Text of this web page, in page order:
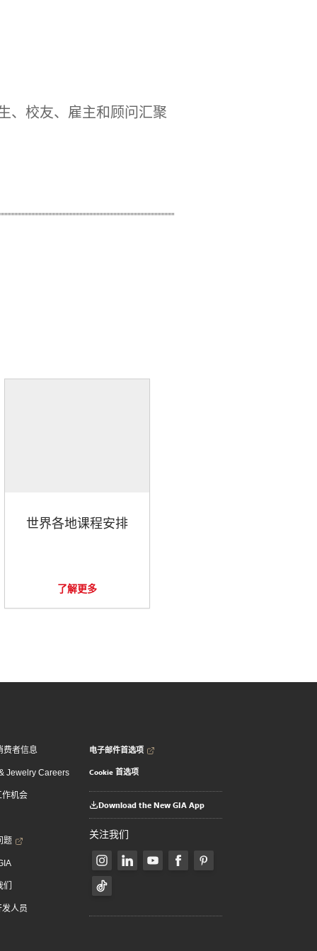
、校友、雇主和顾问汇聚
世界各地课程安排
了解更多
费者信息
Jewelry Careers
作机会
题
发人员
电子邮件首选项
Cookie 首选项
Download the New GIA App
关注我们